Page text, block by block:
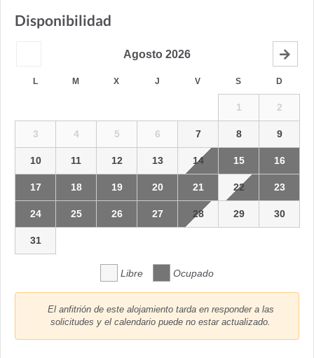
Disponibilidad
Agosto 2026
L M X J V S D
1 2
3 4 5 6 7 8 9
10 11 12 13 14 15 16
17 18 19 20 21 22 23
24 25 26 27 28 29 30
31
Libre Ocupado
El anfitrión de este alojamiento tarda en responder a las
solicitudes y el calendario puede no estar actualizado.